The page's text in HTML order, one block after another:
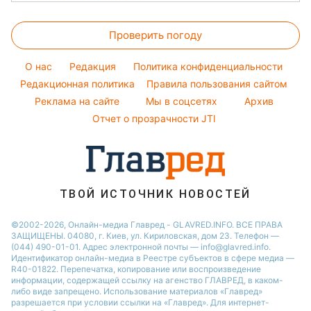
Новости Черкассы
Новости Житомира
Новости Ровно
Новости Одессы
Новости Запорожья
Народные приметы
Все о шоу-бизнесе
Окрашивание волос
Красивый маникюр
Модные ошибки
Новости моды
Советы от Андре Тана
Комнатные растения
Все о сале
Уборка
Авто
Проверить погоду
O нас Редакция
Политика конфиденциальности
Редакционная политика
Правила пользования сайтом
Реклама на сайте
Мы в соцсетях
Архив
Отчет о прозрачности JTI
ТВОЙ ИСТОЧНИК НОВОСТЕЙ
©2002-2026, Онлайн-медиа Главред - GLAVRED.INFO. ВСЕ ПРАВА
ЗАЩИЩЕНЫ. 04080, г. Киев, ул. Кириловская, дом 23. Телефон —
(044) 490-01-01. Адрес электронной почты — info@glavred.info.
Идентификатор онлайн-медиа в Реестре cубъектов в сфере медиа —
R40-01822. Перепечатка, копирование или воспроизведение
информации, содержащей ссылку на агенство ГЛАВРЕД, в каком-
либо виде запрещено. Использование материалов «Главред»
разрешается при условии ссылки на «Главред». Для интернет-